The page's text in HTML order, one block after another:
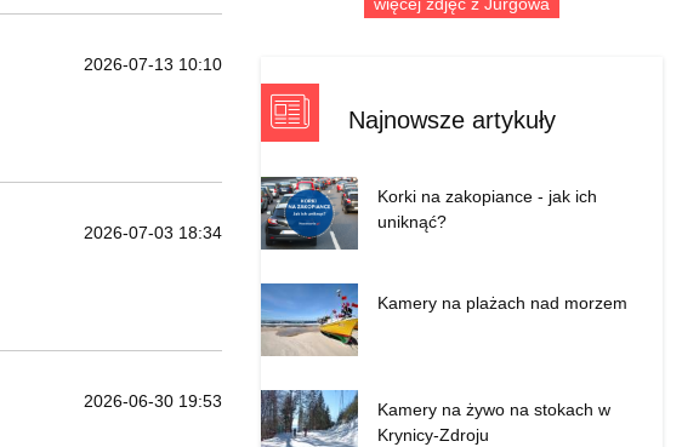
2026-07-13 10:10
2026-07-03 18:34
2026-06-30 19:53
Najnowsze artykuły
Korki na zakopiance - jak ich
uniknąć?
Kamery na plażach nad morzem
Kamery na żywo na stokach w
Krynicy-Zdroju